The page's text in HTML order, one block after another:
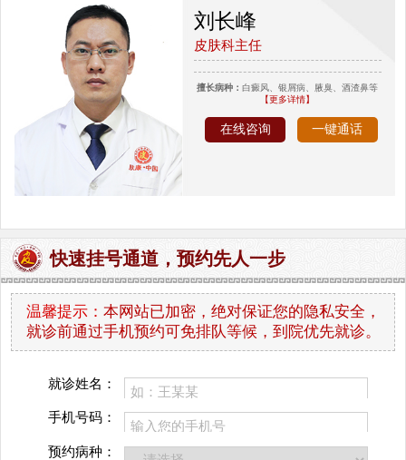
刘长峰
皮肤科主任
擅长病种：白癜风、银屑病、腋臭、酒渣鼻等
【更多详情】
在线咨询 一键通话
快速挂号通道，预约先人一步
温馨提示： 本网站已加密，绝对保证您的隐私安全，
就诊前通过手机预约可免排队等候，到院优先就诊。
就诊姓名：
手机号码：
预约病种：